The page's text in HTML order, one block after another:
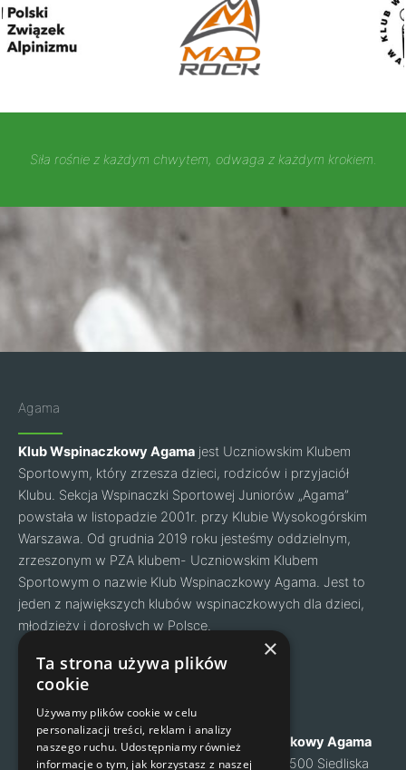
Siła rośnie z każdym chwytem, odwaga z każdym krokiem.
Agama
Klub Wspinaczkowy Agama jest Uczniowskim Klubem
Sportowym, który zrzesza dzieci, rodziców i przyjaciół
Klubu. Sekcja Wspinaczki Sportowej Juniorów „Agama”
powstała w listopadzie 2001r. przy Klubie Wysokogórskim
Warszawa. Od grudnia 2019 roku jesteśmy oddzielnym,
zrzeszonym w PZA klubem- Uczniowskim Klubem
Sportowym o nazwie Klub Wspinaczkowy Agama. Jest to
jeden z największych klubów wspinaczkowych dla dzieci,
młodzieży i dorosłych w Polsce.
Facebook
Instagram
O nas
Cennik
Klub Wspinaczkowy Agama
ul. Mysia 6, 05-500 Siedliska
×
Ta strona używa plików
cookie
Używamy plików cookie w celu
personalizacji treści, reklam i analizy
naszego ruchu. Udostępniamy również
informacje o tym, jak korzystasz z naszej